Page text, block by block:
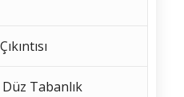
Tabanlık